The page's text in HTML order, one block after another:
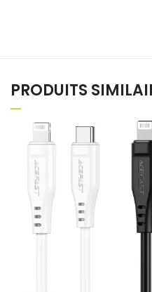
PRODUITS